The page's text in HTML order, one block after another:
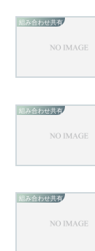
組み合わせ共有
組み合わせ共有
組み合わせ共有